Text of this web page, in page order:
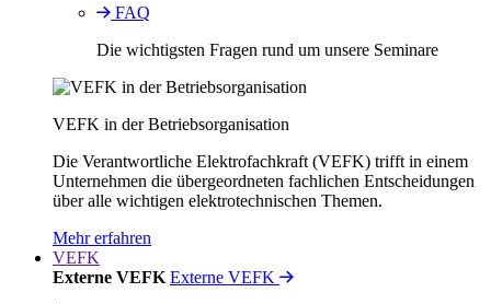
FAQ
Die wichtigsten Fragen rund um unsere Seminare
VEFK in der Betriebsorganisation
Die Verantwortliche Elektrofachkraft (VEFK) trifft in einem
Unternehmen die übergeordneten fachlichen Entscheidungen
über alle wichtigen elektrotechnischen Themen.
Mehr erfahren
VEFK
Externe VEFK Externe VEFK